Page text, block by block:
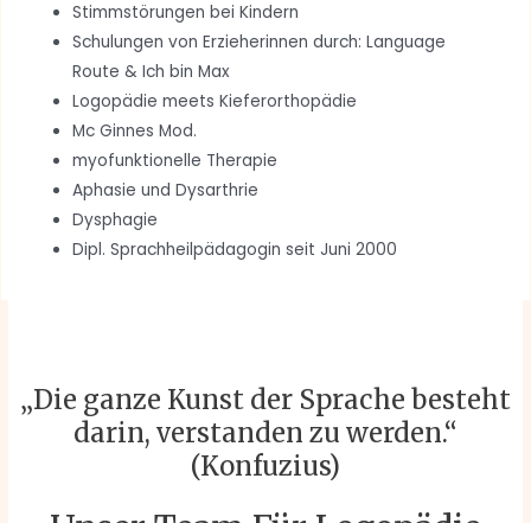
Stimmstörungen bei Kindern
Schulungen von Erzieherinnen durch: Language
Route & Ich bin Max
Logopädie meets Kieferorthopädie
Mc Ginnes Mod.
myofunktionelle Therapie
Aphasie und Dysarthrie
Dysphagie
Dipl. Sprachheilpädagogin seit Juni 2000
„Die ganze Kunst der Sprache besteht
darin, verstanden zu werden.“
(Konfuzius)